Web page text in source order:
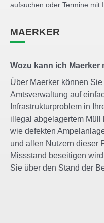
aufsuchen oder Termine mit
MAERKER
Wozu kann ich Maerker
Über Maerker können
Amtsverwaltung auf
Infrastrukturproblem in
illegal abgelagertem Müll
wie defekten
und allen Nutzern dieser
Missstand beseitigen
Sie über den Stand der